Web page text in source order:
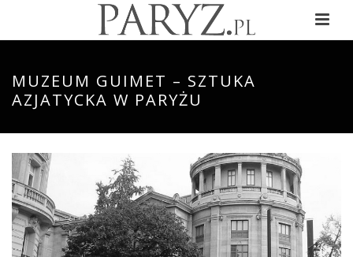
MUZEUM GUIMET – SZTUKA
AZJATYCKA W PARYŻU